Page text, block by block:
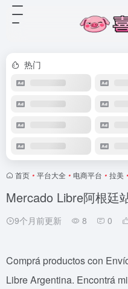
热门
首页 • 平台大全 • 电商平台 • 拉美 •
Mercado Libre阿根廷
9个月前更新 8 0
Comprá productos con
Libre Argentina. Encontrá